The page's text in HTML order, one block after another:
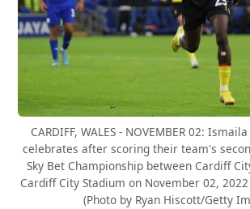
CARDIFF, WALES - NOVEMBER 02:
celebrates after scoring their team's
Sky Bet Championship between Cardiff
Cardiff City Stadium on November 02,
(Photo by Ryan Hiscott/Getty